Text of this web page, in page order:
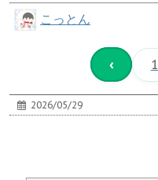
こっとん
‹ 1
2026/05/29